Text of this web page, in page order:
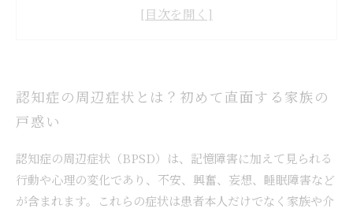
効果的なコミュニケーション術で家族の負担を軽減
家族の心も支えるケアで患者の生活の質を向上させ
る方法
精神科医が語る認知症患者と家族が共に歩む未来の
ケア
認知症の周辺症状に向き合う家族へ贈る、希望と実
認知症の周辺症状とは？初めて直面する家族の
戸惑い
認知症の周辺症状（BPSD）は、記憶障害に加えて見られる
行動や心理の変化であり、不安、興奮、妄想、睡眠障害など
が含まれます。これらの症状は患者本人だけでなく家族や介